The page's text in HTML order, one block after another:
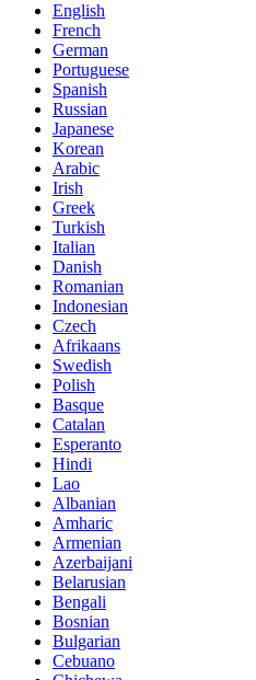
English
French
German
Portuguese
Spanish
Russian
Japanese
Korean
Arabic
Irish
Greek
Turkish
Italian
Danish
Romanian
Indonesian
Czech
Afrikaans
Swedish
Polish
Basque
Catalan
Esperanto
Hindi
Lao
Albanian
Amharic
Armenian
Azerbaijani
Belarusian
Bengali
Bosnian
Bulgarian
Cebuano